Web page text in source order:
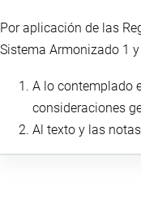
Por aplicación de las
Sistema Armonizado 1
A lo contemplado
consideraciones
Al texto y las